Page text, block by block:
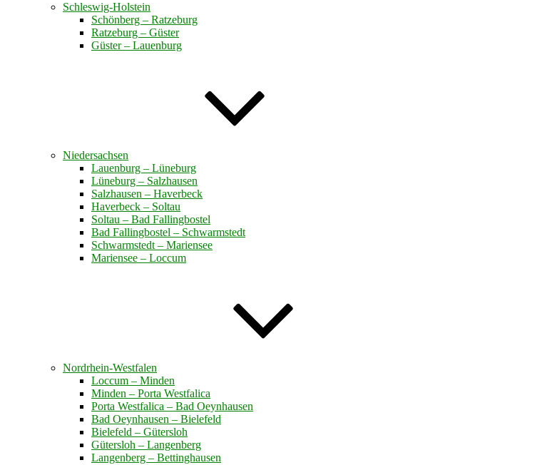
Schleswig-Holstein
Schönberg – Ratzeburg
Ratzeburg – Güster
Güster – Lauenburg
Niedersachsen
Lauenburg – Lüneburg
Lüneburg – Salzhausen
Salzhausen – Haverbeck
Haverbeck – Soltau
Soltau – Bad Fallingbostel
Bad Fallingbostel – Schwarmstedt
Schwarmstedt – Mariensee
Mariensee – Loccum
Nordrhein-Westfalen
Loccum – Minden
Minden – Porta Westfalica
Porta Westfalica – Bad Oeynhausen
Bad Oeynhausen – Bielefeld
Bielefeld – Gütersloh
Gütersloh – Langenberg
Langenberg – Bettinghausen